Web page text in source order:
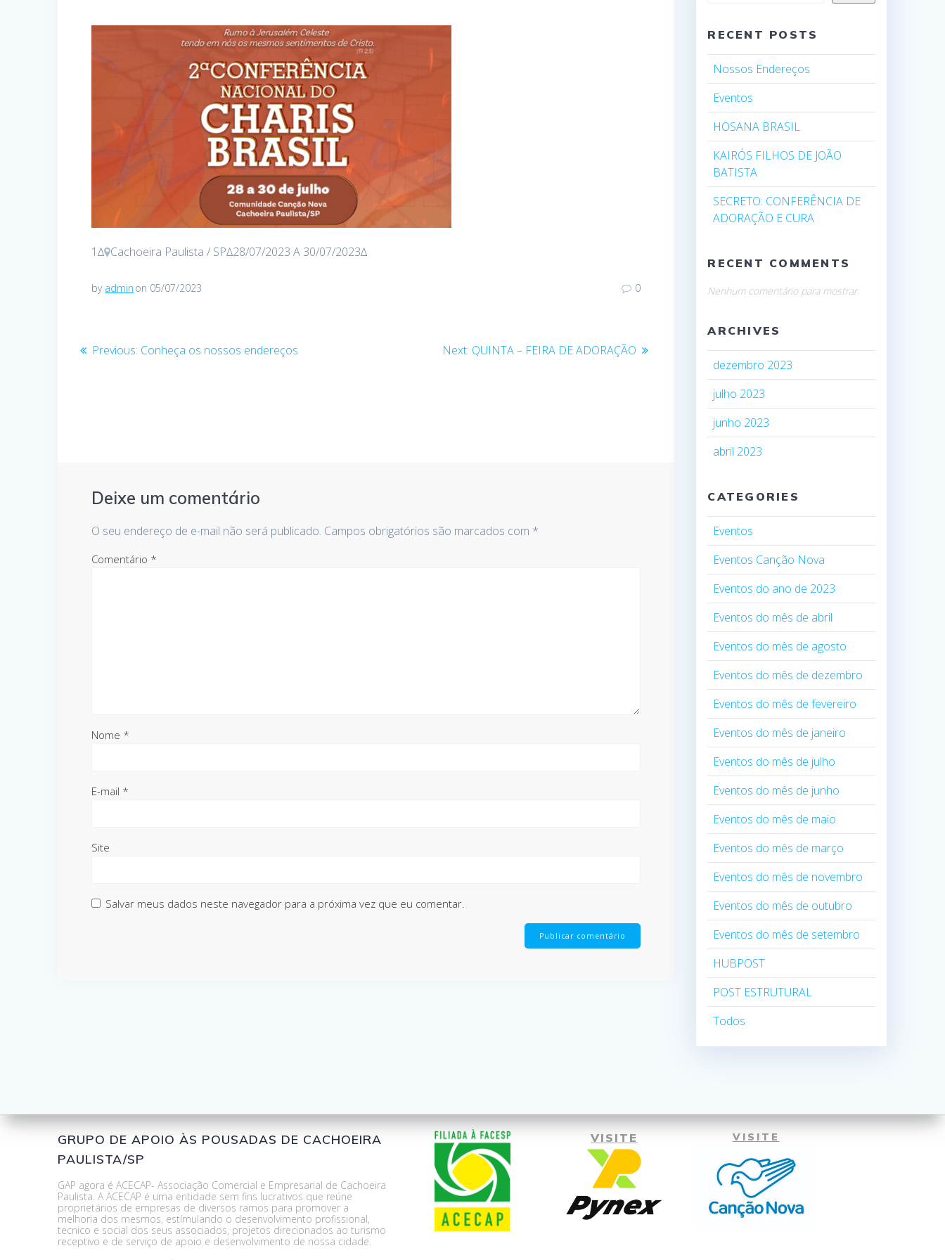
1∆ Cachoeira Paulista / SP∆28/07/2023 A 30/07/2023∆
by admin on 05/07/2023 0
Navegação
Previous: Previous
Conheça os nossos endereços Next: Next
QUINTA – FEIRA DE ADORAÇÃO
Deixe um comentário
O seu endereço de e-mail não será publicado. Campos obrigatórios são marcados com *
Comentário *
Nome *
E-mail *
Site
Salvar meus dados neste navegador para a próxima vez que eu comentar.
RECENT POSTS
Nossos Endereços
Eventos
HOSANA BRASIL
KAIRÓS FILHOS DE JOÃO
BATISTA
SECRETO: CONFERÊNCIA DE
ADORAÇÃO E CURA
RECENT COMMENTS
Nenhum comentário para mostrar.
ARCHIVES
dezembro 2023
julho 2023
junho 2023
abril 2023
CATEGORIES
Eventos
Eventos Canção Nova
Eventos do ano de 2023
Eventos do mês de abril
Eventos do mês de agosto
Eventos do mês de dezembro
Eventos do mês de fevereiro
Eventos do mês de janeiro
Eventos do mês de julho
Eventos do mês de junho
Eventos do mês de maio
Eventos do mês de março
Eventos do mês de novembro
Eventos do mês de outubro
Eventos do mês de setembro
HUBPOST
POST ESTRUTURAL
Todos
GRUPO DE APOIO ÀS POUSADAS DE CACHOEIRA
PAULISTA/SP
GAP agora é ACECAP- Associação Comercial e Empresarial de Cachoeira
Paulista. A ACECAP é uma entidade sem fins lucrativos que reúne
proprietários de empresas de diversos ramos para promover a
melhoria dos mesmos, estímulando o desenvolvimento profissional,
tecnico e social dos seus associados, projetos direcionados ao turismo
receptivo e de serviço de apoio e desenvolvimento de nossa cidade.
VISITE VISITE